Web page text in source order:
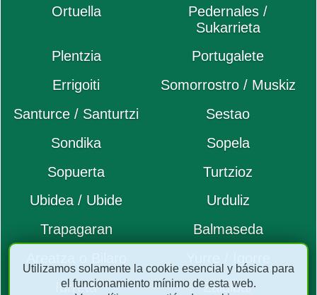
Ortuella
Pedernales /
Sukarrieta
Plentzia
Portugalete
Errigoiti
Somorrostro / Muskiz
Santurce / Santurtzi
Sestao
Sondika
Sopela
Sopuerta
Turtzioz
Ubidea / Ubide
Urduliz
Trapagaran
Balmaseda
Iurreta
Zaldibar
Utilizamos solamente la cookie esencial y básica para
el funcionamiento mínimo de esta web.